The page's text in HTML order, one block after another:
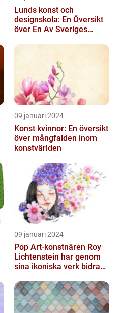
Lunds konst och
designskola: En Översikt
över En Av Sveriges
Utbildningsanstalter inom
09 januari 2024
Konst kvinnor: En översikt
över mångfalden inom
konstvärlden
09 januari 2024
Pop Art-konstnären Roy
Lichtenstein har genom
sina ikoniska verk bidragit